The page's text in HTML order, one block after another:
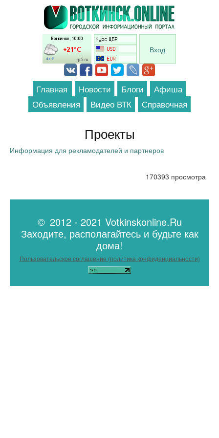
Перейти к основному содержанию
Вход
Главная Новости Блоги
Афиша
Объявления
Видео ВТК Справочная
Проекты
Информация для рекламодателей и партнеров
170393 просмотра
© 2012 - 2021 Votkinskonline.Ru
Заходите, располагайтесь и будьте как
дома!
Пользовательское соглашение (политика конфиденциальности)